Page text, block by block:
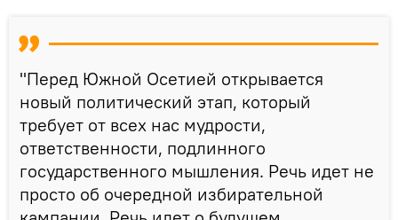
"Перед Южной Осетией открывается
новый политический этап, который
требует от всех нас мудрости,
ответственности, подлинного
государственного мышления. Речь идет не
просто об очередной избирательной